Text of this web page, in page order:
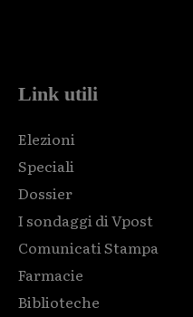
Link utili
Elezioni
Speciali
Dossier
I sondaggi di Vpost
Comunicati Stampa
Farmacie
Biblioteche